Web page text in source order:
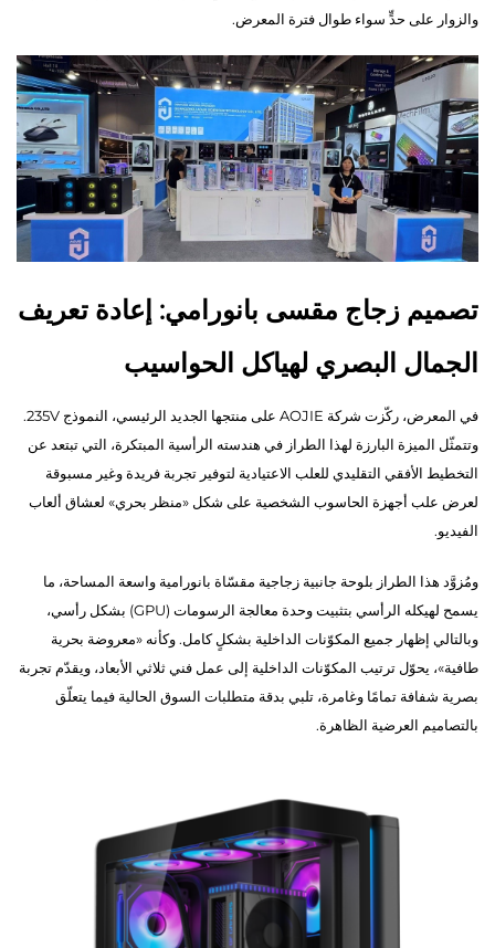
والزوار على حدٍّ سواء طوال فترة المعرض.
تصميم زجاج مقسى بانورامي: إعادة تعريف
الجمال البصري لهياكل الحواسيب
في المعرض، ركّزت شركة AOJIE على منتجها الجديد الرئيسي، النموذج 235V.
وتتمثّل الميزة البارزة لهذا الطراز في هندسته الرأسية المبتكرة، التي تبتعد عن
التخطيط الأفقي التقليدي للعلب الاعتيادية لتوفير تجربة فريدة وغير مسبوقة
لعرض علب أجهزة الحاسوب الشخصية على شكل «منظر بحري» لعشاق ألعاب
الفيديو.
ومُزوَّد هذا الطراز بلوحة جانبية زجاجية مقسّاة بانورامية واسعة المساحة، ما
يسمح لهيكله الرأسي بتثبيت وحدة معالجة الرسومات (GPU) بشكل رأسي،
وبالتالي إظهار جميع المكوّنات الداخلية بشكلٍ كامل. وكأنه «معروضة بحرية
طافية»، يحوّل ترتيب المكوّنات الداخلية إلى عمل فني ثلاثي الأبعاد، ويقدّم تجربة
بصرية شفافة تمامًا وغامرة، تلبي بدقة متطلبات السوق الحالية فيما يتعلّق
بالتصاميم العرضية الظاهرة.